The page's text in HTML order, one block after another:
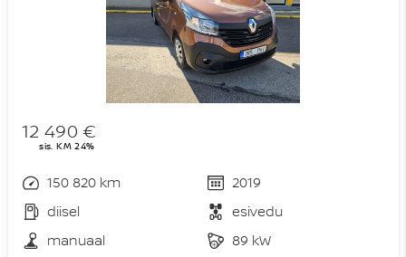
12 490 €
sis. KM 24%
150 820 km
2019
diisel
esivedu
manuaal
89 kW